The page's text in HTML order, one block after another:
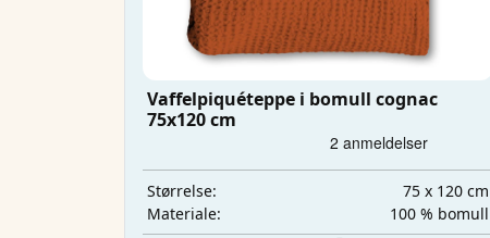
Vaffelpiquéteppe i bomull cognac
75x120 cm
Størrelse:
75 x 120 cm
Materiale:
100 % bomull